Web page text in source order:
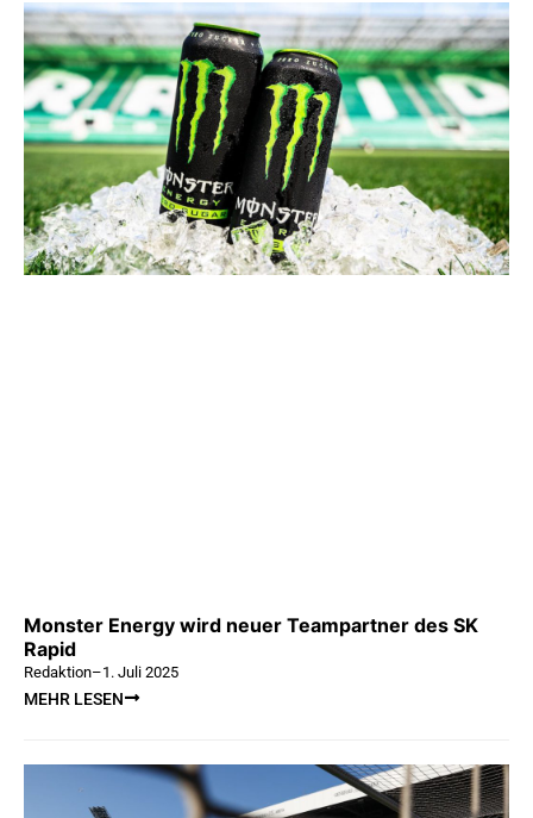
Monster Energy wird neuer Teampartner des SK
Rapid
Redaktion–1. Juli 2025
MEHR LESEN